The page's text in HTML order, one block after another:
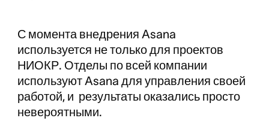
С момента внедрения Asana
используется не только для проектов
НИОКР. Отделы по всей компании
используют Asana для управления своей
работой, и результаты оказались просто
невероятными.